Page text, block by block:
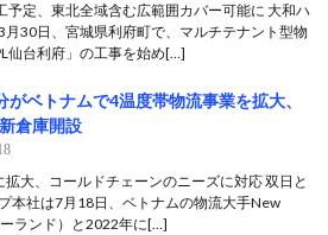
予定、東北全域含む広範囲カバー可能に 大和ハ
月30日、宮城県利府町で、マルチテナント型物
仙台利府」の工事を始め[…]
がベトナムで4温度帯物流事業を拡大、
倉庫開設
拡大、コールドチェーンのニーズに対応 双日と
本社は7月18日、ベトナムの物流大手New
ランド）と2022年に[…]